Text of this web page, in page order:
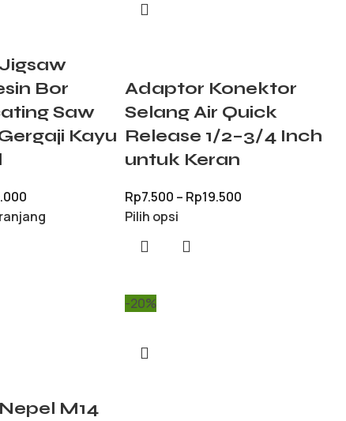
Bor
Saw
Kayu
Adaptor Konektor
Selang Air Quick
Release 1/2–3/4 Inch
untuk Keran
Rp7.500 – Rp19.500
Pilih opsi
M14
-20%